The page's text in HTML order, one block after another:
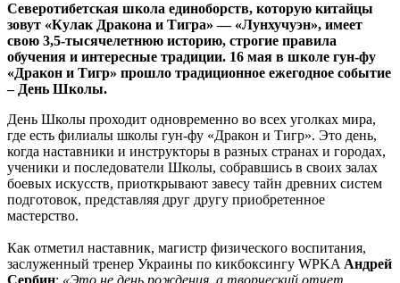
Северотибетская школа единоборств, которую китайцы
зовут «Кулак Дракона и Тигра» — «Лунхучуэн», имеет
свою 3,5-тысячелетнюю историю, строгие правила
обучения и интересные традиции. 16 мая в школе гун-фу
«Дракон и Тигр» прошло традиционное ежегодное событие
– День Школы.
День Школы проходит одновременно во всех уголках мира,
где есть филиалы школы гун-фу «Дракон и Тигр». Это день,
когда наставники и инструкторы в разных странах и городах,
ученики и последователи Школы, собравшись в своих залах
боевых искусств, приоткрывают завесу тайн древних систем
подготовок, представляя друг другу приобретенное
мастерство.
Как отметил наставник, магистр физического воспитания,
заслуженный тренер Украины по кикбоксингу WPKAАндрей